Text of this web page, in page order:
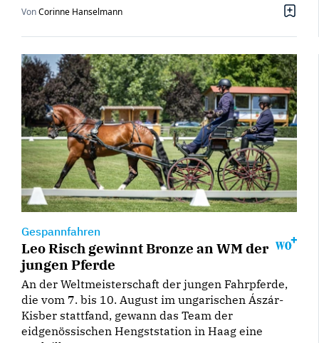
VonCorinne Hanselmann
Gespannfahren
Leo Risch gewinnt Bronze an WM der
jungen Pferde
An der Weltmeisterschaft der jungen Fahrpferde,
die vom 7. bis 10. August im ungarischen Ászár-
Kisber stattfand, gewann das Team der
eidgenössischen Hengststation in Haag eine